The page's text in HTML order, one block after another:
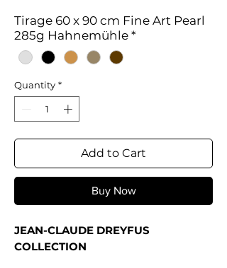
Tirage 60 x 90 cm Fine Art Pearl
285g Hahnemühle *
Quantity *
Add to Cart
Buy Now
JEAN-CLAUDE DREYFUS
COLLECTION